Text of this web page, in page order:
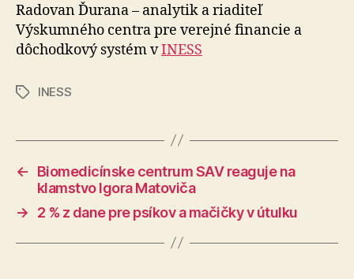
Radovan Ďurana – analytik a riaditeľ
Výskumného centra pre verejné financie a
dôchodkový systém vINESS
ZnačkyINESS
←
Biomedicínske centrum SAV reaguje na
klamstvo Igora Matoviča
→
2 % z dane pre psíkov a mačičky v útulku